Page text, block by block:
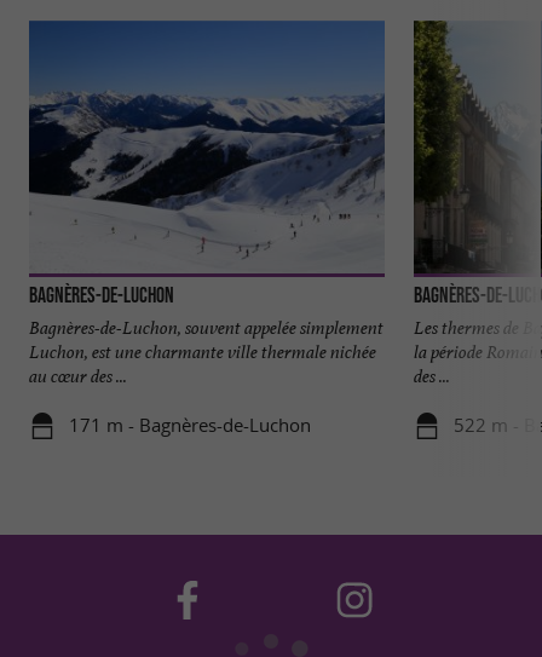
Bagnères-de-Luchon
Bagnères-de-Luchon, souvent appelée simplement
Luchon, est une charmante ville thermale nichée
au cœur des ...
171 m - Bagnères-de-Luchon
Bagnères-de-
Les thermes de
la période
des ...
522 m -